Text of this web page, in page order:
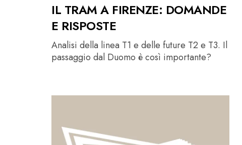
IL TRAM A FIRENZE: DOMANDE
E RISPOSTE
Analisi della linea T1 e delle future T2 e T3. Il
passaggio dal Duomo è così importante?